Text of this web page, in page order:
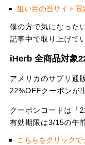
狙い目の当サイト限
僕の方で気になった
記事中で取り上げて
iHerb 全商品対象
アメリカのサプリ通
22%OFFクーポンが
クーポンコードは「
有効期限は3/15の午
こちらをクリック